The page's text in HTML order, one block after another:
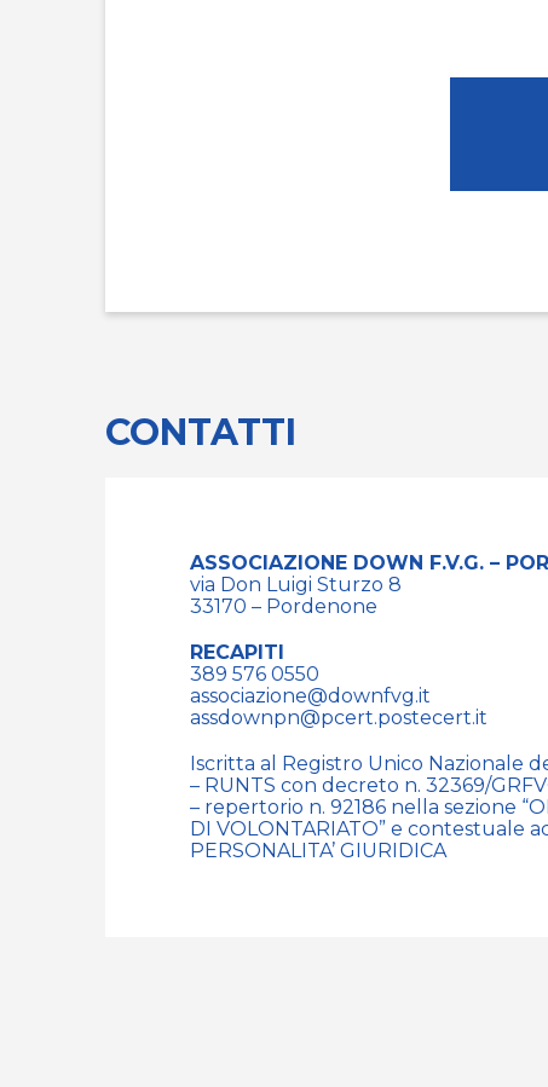
CONTATTI
ASSOCIAZIONE DOWN F.V.G. –
via Don Luigi Sturzo 8
33170 – Pordenone
RECAPITI
389 576 0550
associazione@downfvg.it
assdownpn@pcert.postecert.it
Iscritta al Registro Unico Nazionale
– RUNTS con decreto n. 32369/
– repertorio n. 92186 nella sezione
DI VOLONTARIATO” e contestuale
PERSONALITA’ GIURIDICA